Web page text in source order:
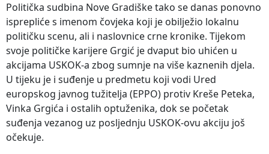
Politička sudbina Nove Gradiške tako se danas ponovno
isprepliće s imenom čovjeka koji je obilježio lokalnu
političku scenu, ali i naslovnice crne kronike. Tijekom
svoje političke karijere Grgić je dvaput bio uhićen u
akcijama USKOK-a zbog sumnje na više kaznenih djela.
U tijeku je i suđenje u predmetu koji vodi Ured
europskog javnog tužitelja (EPPO) protiv Kreše Peteka,
Vinka Grgića i ostalih optuženika, dok se početak
suđenja vezanog uz posljednju USKOK-ovu akciju još
očekuje.